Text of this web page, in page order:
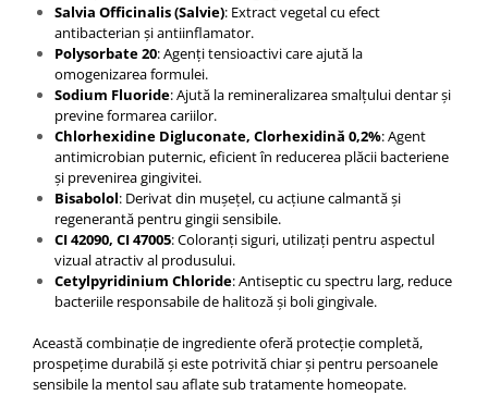
Salvia Officinalis (Salvie): Extract vegetal cu efect
antibacterian și antiinflamator.
Polysorbate 20: Agenți tensioactivi care ajută la
omogenizarea formulei.
Sodium Fluoride: Ajută la remineralizarea smalțului dentar și
previne formarea cariilor.​
Chlorhexidine Digluconate, Clorhexidină 0,2%: Agent
antimicrobian puternic, eficient în reducerea plăcii bacteriene
și prevenirea gingivitei.​
Bisabolol: Derivat din mușețel, cu acțiune calmantă și
regenerantă pentru gingii sensibile.
CI 42090, CI 47005: Coloranți siguri, utilizați pentru aspectul
vizual atractiv al produsului.
Cetylpyridinium Chloride: Antiseptic cu spectru larg, reduce
bacteriile responsabile de halitoză și boli gingivale.
Această combinație de ingrediente oferă protecție completă,
prospețime durabilă și este potrivită chiar și pentru persoanele
sensibile la mentol sau aflate sub tratamente homeopate.